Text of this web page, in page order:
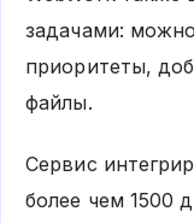
задачами:
приоритеты,
файлы.
Сервис
более чем 1500